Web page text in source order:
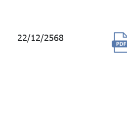
22/12/2568